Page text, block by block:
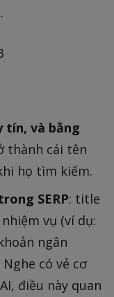
.
tín, và bằng
thành cái tên
họ tìm kiếm.
SERP: title
vụ (ví dụ:
ngân
có vẻ cơ
điều này quan